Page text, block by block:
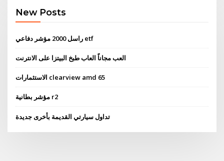
New Posts
راسل 2000 مؤشر دفاعي etf
العب مجاناً العاب طبخ البيتزا على الانترنت
الاستثمارات clearview amd 65
مؤشر بطانية r2
تداول سيارتي القديمة بأخرى جديدة